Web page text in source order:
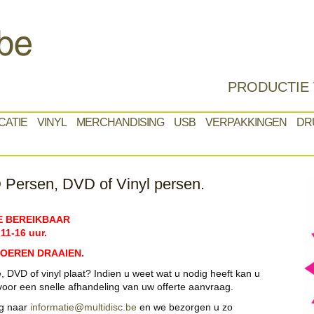
PRODUCTIE
VINYL MERCHANDISING USB VERPAKKINGEN
DVD of Vinyl persen.
BEREIKBAAR
16 uur.
DRAAIEN.
DVD of vinyl plaat? Indien u weet wat u nodig heeft kan u
een snelle afhandeling van uw offerte aanvraag.
naar informatie@multidisc.be en we bezorgen u zo